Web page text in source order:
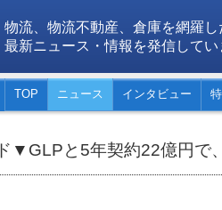
物流、物流不動産、倉庫を網羅し
最新ニュース・情報を発信してい
TOP ニュース インタビュー
▼GLPと5年契約22億円で